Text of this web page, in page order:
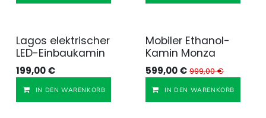
Lagos elektrischer
LED-Einbaukamin
199,00€
IN DEN WARENKORB Auf die Wunschliste
Mobiler Ethanol-
Kamin Monza
599,00€ 999,00€
IN DEN WARENKORB